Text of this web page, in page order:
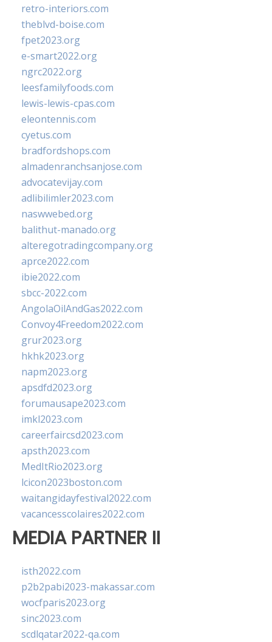
retro-interiors.com
theblvd-boise.com
fpet2023.org
e-smart2022.org
ngrc2022.org
leesfamilyfoods.com
lewis-lewis-cpas.com
eleontennis.com
cyetus.com
bradfordshops.com
almadenranchsanjose.com
advocatevijay.com
adlibilimler2023.com
naswwebed.org
balithut-manado.org
alteregotradingcompany.org
aprce2022.com
ibie2022.com
sbcc-2022.com
AngolaOilAndGas2022.com
Convoy4Freedom2022.com
grur2023.org
hkhk2023.org
napm2023.org
apsdfd2023.org
forumausape2023.com
imkl2023.com
careerfaircsd2023.com
apsth2023.com
MedItRio2023.org
lcicon2023boston.com
waitangidayfestival2022.com
vacancesscolaires2022.com
MEDIA PARTNER II
isth2022.com
p2b2pabi2023-makassar.com
wocfparis2023.org
sinc2023.com
scdlqatar2022-qa.com